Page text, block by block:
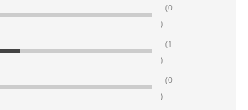
(0
)
(1
)
(0
)